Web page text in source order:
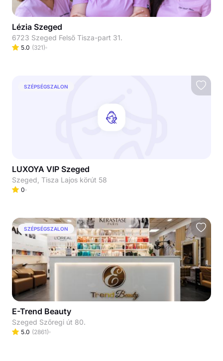
Lézia Szeged
6723 Szeged Felső Tisza-part 31.
5.0 (321)
SZÉPSÉGSZALON
LUXOYA VIP Szeged
Szeged, Tisza Lajos körút 58
0
SZÉPSÉGSZALON
E-Trend Beauty
Szeged Szőregi út 80.
5.0 (2861)